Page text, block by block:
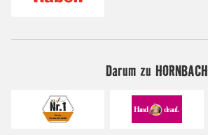
Darum zu HORNBACH